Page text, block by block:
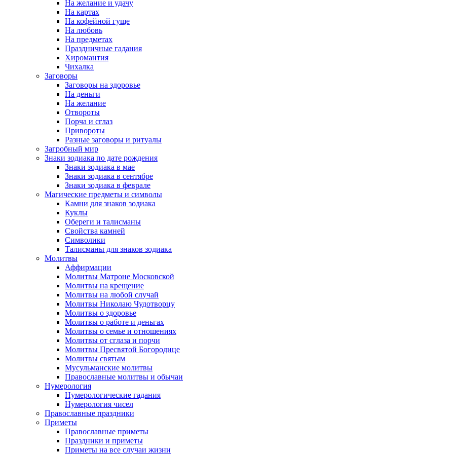
На желание и удачу
На картах
На кофейной гуще
На любовь
На предметах
Праздничные гадания
Хиромантия
Чихалка
Заговоры
Заговоры на здоровье
На деньги
На желание
Отвороты
Порча и сглаз
Привороты
Разные заговоры и ритуалы
Загробный мир
Знаки зодиака по дате рождения
Знаки зодиака в мае
Знаки зодиака в сентябре
Знаки зодиака в феврале
Магические предметы и символы
Камни для знаков зодиака
Куклы
Обереги и талисманы
Свойства камней
Символики
Талисманы для знаков зодиака
Молитвы
Аффирмации
Молитвы Матроне Московской
Молитвы на крещение
Молитвы на любой случай
Молитвы Николаю Чудотворцу
Молитвы о здоровье
Молитвы о работе и деньгах
Молитвы о семье и отношениях
Молитвы от сглаза и порчи
Молитвы Пресвятой Богородице
Молитвы святым
Мусульманские молитвы
Православные молитвы и обычаи
Нумерология
Нумерологические гадания
Нумерология чисел
Православные праздники
Приметы
Православные приметы
Праздники и приметы
Приметы на все случаи жизни